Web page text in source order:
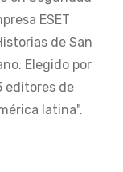
ESET
de San
Elegido por
editores de
latina".